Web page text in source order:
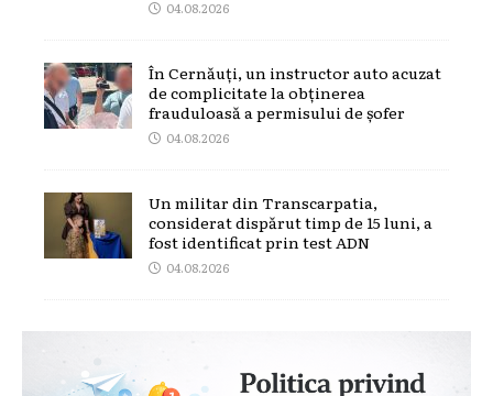
04.08.2026
În Cernăuți, un instructor auto acuzat
de complicitate la obținerea
frauduloasă a permisului de șofer
04.08.2026
Un militar din Transcarpatia,
considerat dispărut timp de 15 luni, a
fost identificat prin test ADN
04.08.2026